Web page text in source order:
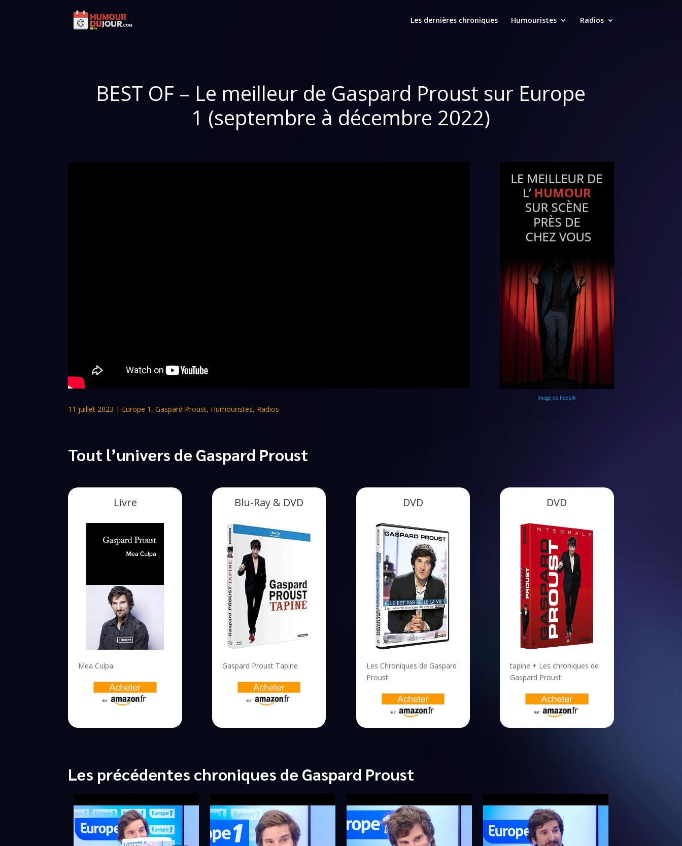
Les dernières chroniques Humouristes Radios
BEST OF – Le meilleur de Gaspard Proust sur Europe
1 (septembre à décembre 2022)
11 juillet 2023 | Europe 1 ,Gaspard Proust, Humouristes, Radios
Image de freepik
Tout l’univers de Gaspard Proust
Livre
Mea Culpa
Blu-Ray & DVD
Gaspard Proust Tapine
DVD
Les Chroniques de Gaspard
Proust
DVD
tapine + Les chroniques de
Gaspard Proust
Les précédentes chroniques de Gaspard Proust